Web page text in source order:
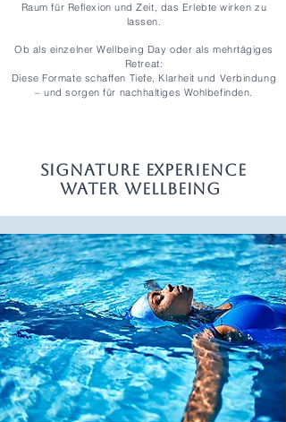
Raum für Reflexion und Zeit, das Erlebte wirken zu
lassen.
Ob als einzelner Wellbeing Day oder als mehrtägiges
Retreat:
Diese Formate schaffen Tiefe, Klarheit und Verbindung
– und sorgen für nachhaltiges Wohlbefinden.
SIGNATURE EXPERIENCE
WATER WELLBEING